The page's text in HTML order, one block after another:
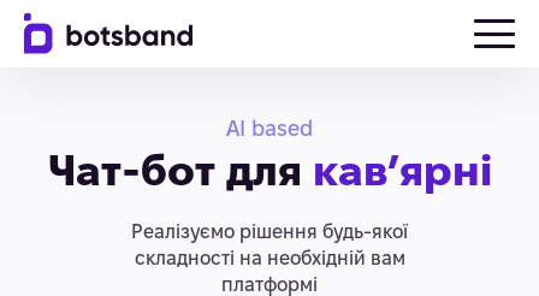
AI based
Чат-бот для кав’ярні
Реалізуємо рішення будь-якої
складності на необхідній вам
платформі